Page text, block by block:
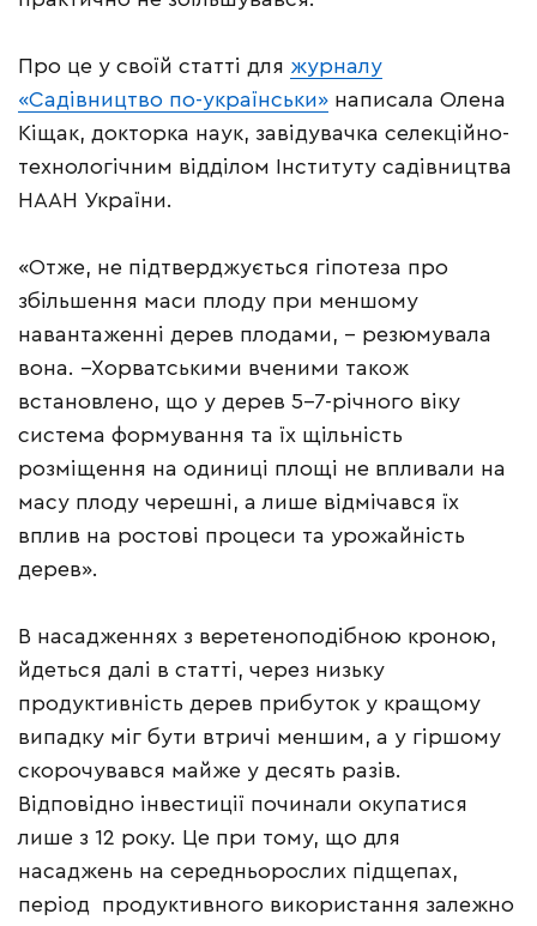
Про це у своїй статті для журналу
«Садівництво по-українськи» написала Олена
Кіщак, докторка наук, завідувачка селекційно-
технологічним відділом Інституту садівництва
НААН України.
«Отже, не підтверджується гіпотеза про
збільшення маси плоду при меншому
навантаженні дерев плодами, – резюмувала
вона. –Хорватськими вченими також
встановлено, що у дерев 5–7-річного віку
система формування та їх щільність
розміщення на одиниці площі не впливали на
масу плоду черешні, а лише відмічався їх
вплив на ростові процеси та урожайність
дерев».
В насадженнях з веретеноподібною кроною,
йдеться далі в статті, через низьку
продуктивність дерев прибуток у кращому
випадку міг бути втричі меншим, а у гіршому
скорочувався майже у десять разів.
Відповідно інвестиції починали окупатися
лише з 12 року. Це при тому, що для
насаджень на середньорослих підщепах,
період продуктивного використання залежно